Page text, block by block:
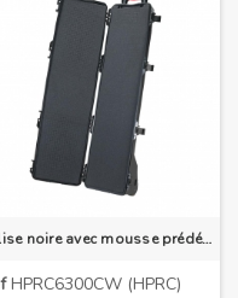
Valise noire avec mousse prédécoupée et roulettes
HPRC6300CW (HPRC)